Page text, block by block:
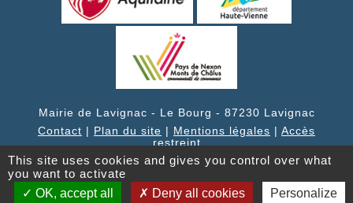
Mairie de Lavignac - Le Bourg - 87230 Lavignac
Contact | Plan du site | Mentions légales | Accès
restreint
This site uses cookies and gives you control over what
you want to activate
OK, accept all
Deny all cookies Personalize